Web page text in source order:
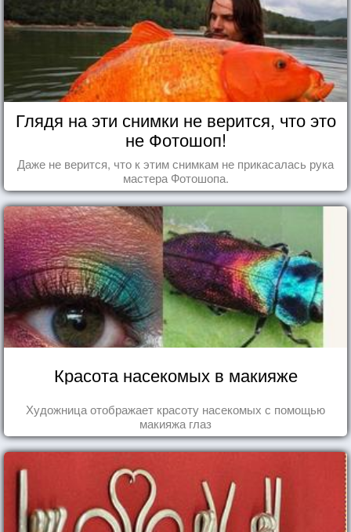
Глядя на эти снимки не верится, что это
не Фотошоп!
Даже не верится, что к этим снимкам не прикасалась рука
мастера Фотошопа.
Красота насекомых в макияже
Художница отображает красоту насекомых с помощью
макияжа глаз